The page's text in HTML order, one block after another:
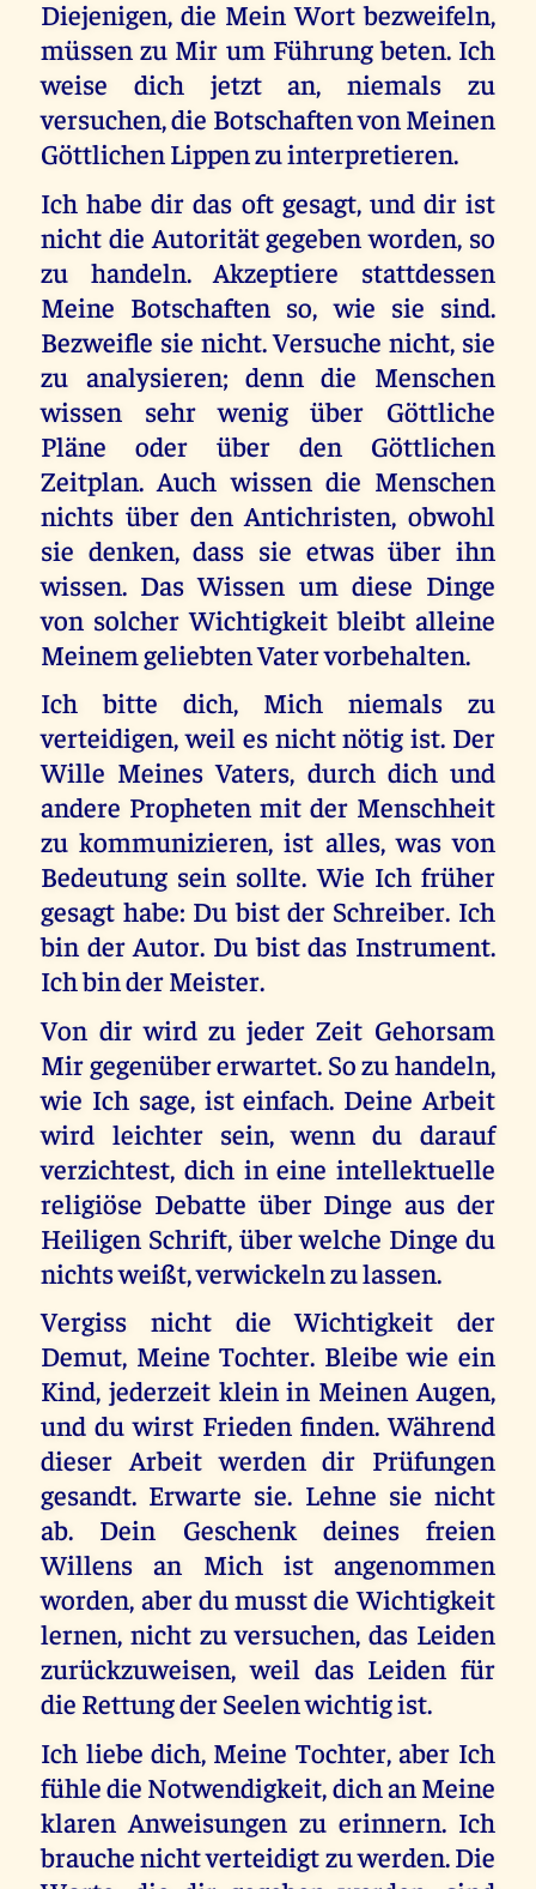
Diejenigen, die Mein Wort bezweifeln,
müssen zu Mir um Führung beten. Ich
weise dich jetzt an, niemals zu
versuchen, die Botschaften von Meinen
Göttlichen Lippen zu interpretieren.
Ich habe dir das oft gesagt, und dir ist
nicht die Autorität gegeben worden, so
zu handeln. Akzeptiere stattdessen
Meine Botschaften so, wie sie sind.
Bezweifle sie nicht. Versuche nicht, sie
zu analysieren; denn die Menschen
wissen sehr wenig über Göttliche
Pläne oder über den Göttlichen
Zeitplan. Auch wissen die Menschen
nichts über den Antichristen, obwohl
sie denken, dass sie etwas über ihn
wissen. Das Wissen um diese Dinge
von solcher Wichtigkeit bleibt alleine
Meinem geliebten Vater vorbehalten.
Ich bitte dich, Mich niemals zu
verteidigen, weil es nicht nötig ist. Der
Wille Meines Vaters, durch dich und
andere Propheten mit der Menschheit
zu kommunizieren, ist alles, was von
Bedeutung sein sollte. Wie Ich früher
gesagt habe: Du bist der Schreiber. Ich
bin der Autor. Du bist das Instrument.
Ich bin der Meister.
Von dir wird zu jeder Zeit Gehorsam
Mir gegenüber erwartet. So zu handeln,
wie Ich sage, ist einfach. Deine Arbeit
wird leichter sein, wenn du darauf
verzichtest, dich in eine intellektuelle
religiöse Debatte über Dinge aus der
Heiligen Schrift, über welche Dinge du
nichts weißt, verwickeln zu lassen.
Vergiss nicht die Wichtigkeit der
Demut, Meine Tochter. Bleibe wie ein
Kind, jederzeit klein in Meinen Augen,
und du wirst Frieden finden. Während
dieser Arbeit werden dir Prüfungen
gesandt. Erwarte sie. Lehne sie nicht
ab. Dein Geschenk deines freien
Willens an Mich ist angenommen
worden, aber du musst die Wichtigkeit
lernen, nicht zu versuchen, das Leiden
zurückzuweisen, weil das Leiden für
die Rettung der Seelen wichtig ist.
Ich liebe dich, Meine Tochter, aber Ich
fühle die Notwendigkeit, dich an Meine
klaren Anweisungen zu erinnern. Ich
brauche nicht verteidigt zu werden. Die